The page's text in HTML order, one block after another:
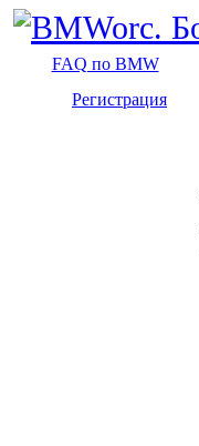
FAQ по BMW
Регистрация